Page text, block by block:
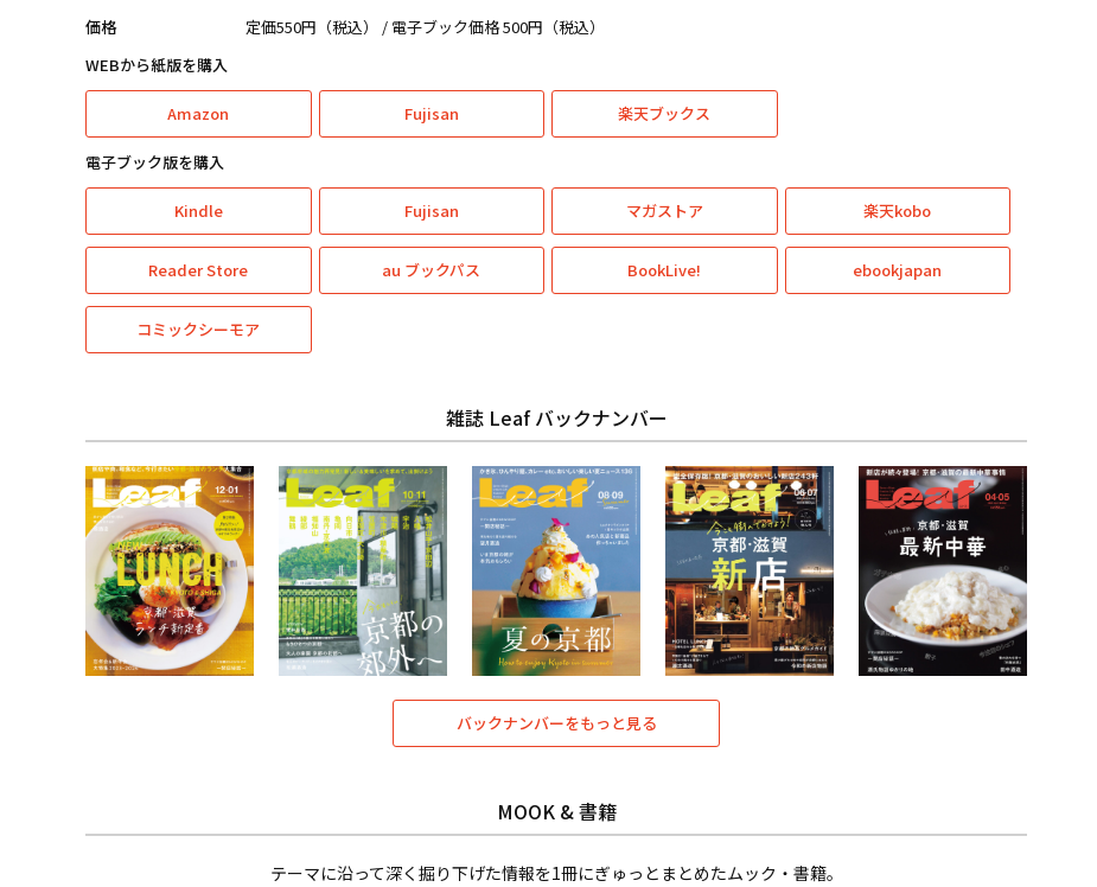
価格
定価550円（税込） / 電子ブック価格 500円（税込）
WEBから紙版を購入
Amazon Fujisan 楽天ブックス
電子ブック版を購入
Kindle Fujisan マガストア 楽天kobo
Reader Store au ブックパス BookLive! ebookjapan
コミックシーモア
雑誌 Leaf バックナンバー
バックナンバーをもっと見る
MOOK & 書籍
テーマに沿って深く掘り下げた情報を1冊にぎゅっとまとめたムック・書籍。